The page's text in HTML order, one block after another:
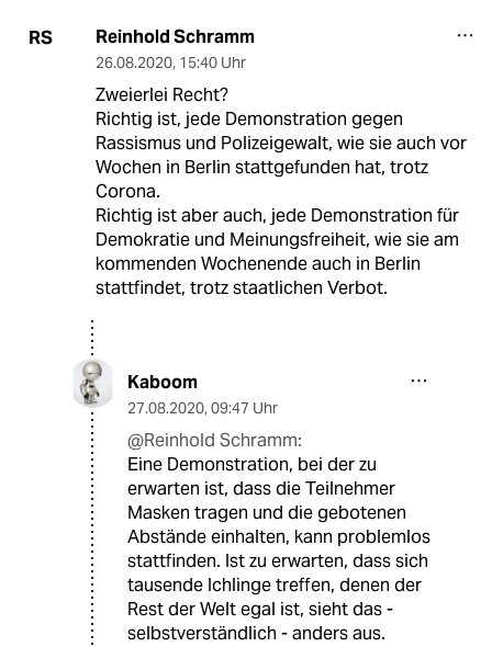
RS Reinhold Schramm
26.08.2020, 15:40 Uhr
Zweierlei Recht?
Richtig ist, jede Demonstration gegen
Rassismus und Polizeigewalt, wie sie auch vor
Wochen in Berlin stattgefunden hat, trotz
Corona.
Richtig ist aber auch, jede Demonstration für
Demokratie und Meinungsfreiheit, wie sie am
kommenden Wochenende auch in Berlin
stattfindet, trotz staatlichen Verbot.
Kaboom
27.08.2020, 09:47 Uhr
@Reinhold Schramm:
Eine Demonstration, bei der zu
erwarten ist, dass die Teilnehmer
Masken tragen und die gebotenen
Abstände einhalten, kann problemlos
stattfinden. Ist zu erwarten, dass sich
tausende Ichlinge treffen, denen der
Rest der Welt egal ist, sieht das -
selbstverständlich - anders aus.